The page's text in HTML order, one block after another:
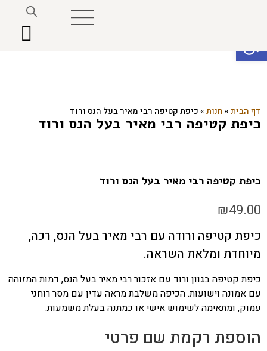
דף הבית»חנות»כיפת קטיפה רבי מאיר בעל הנס ורוד
כיפת קטיפה רבי מאיר בעל הנס ורוד
כיפת קטיפה רבי מאיר בעל הנס ורוד
₪49.00
כיפת קטיפה ורודה עם רבי מאיר בעל הנס, רכה,
מיוחדת ומלאת השראה.
כיפת קטיפה בגוון ורוד עם אזכור רבי מאיר בעל הנס, דמות המזוהה
עם אמונה וישועות. הכיפה משלבת מראה עדין עם מסר רוחני
עמוק, ומתאימה לשימוש אישי או כמתנה בעלת משמעות.
הוספת רקמת שם פרטי